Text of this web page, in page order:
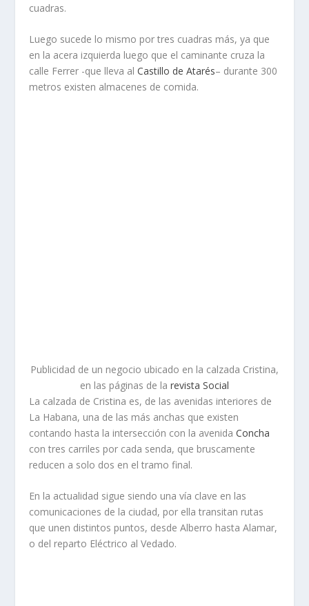
cuadras.
Luego sucede lo mismo por tres cuadras más, ya que
en la acera izquierda luego que el caminante cruza la
calle Ferrer -que lleva alCastillo de Atarés– durante 300
metros existen almacenes de comida.
Publicidad de un negocio ubicado en la calzada Cristina,
en las páginas de la revista Social
La calzada de Cristina es, de las avenidas interiores de
La Habana, una de las más anchas que existen
contando hasta la intersección con la avenidaConcha
con tres carriles por cada senda, que bruscamente
reducen a solo dos en el tramo final.
En la actualidad sigue siendo una vía clave en las
comunicaciones de la ciudad, por ella transitan rutas
que unen distintos puntos, desde Alberro hasta Alamar,
o del reparto Eléctrico al Vedado.